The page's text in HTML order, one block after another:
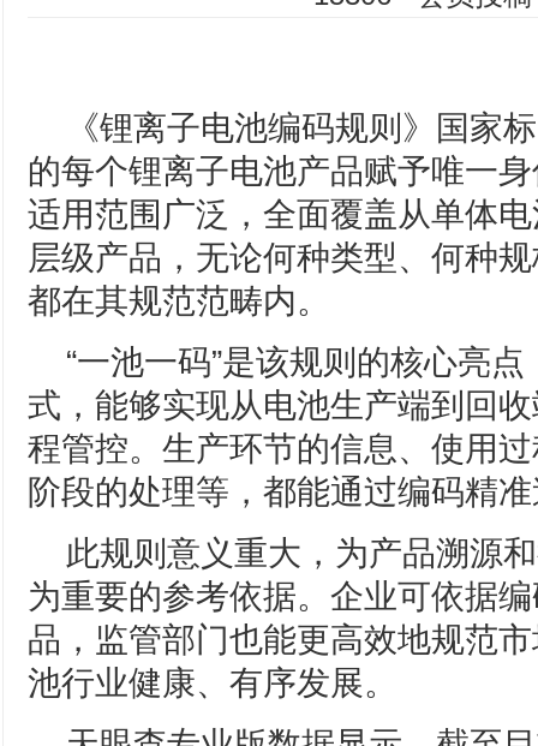
《锂离子电池编码规则》国家
的每个锂离子电池产品赋予唯一
适用范围广泛，全面覆盖从单体
层级产品，无论何种类型、何种
都在其规范范畴内。
“一池一码”是该规则的核心亮
式，能够实现从电池生产端到回
程管控。生产环节的信息、使用
阶段的处理等，都能通过编码精
此规则意义重大，为产品溯源
为重要的参考依据。企业可依据
品，监管部门也能更高效地规范
池行业健康、有序发展。